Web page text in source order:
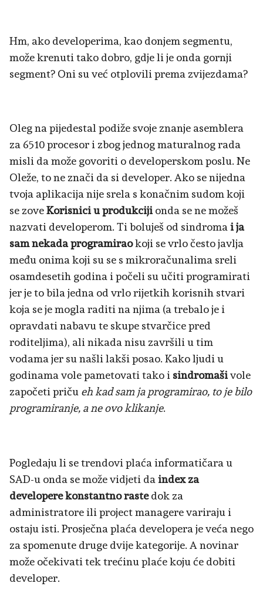
Hm, ako developerima, kao donjem segmentu,
može krenuti tako dobro, gdje li je onda gornji
segment? Oni su već otplovili prema zvijezdama?
Oleg na pijedestal podiže svoje znanje asemblera
za 6510 procesor i zbog jednog maturalnog rada
misli da može govoriti o developerskom poslu. Ne
Oleže, to ne znači da si developer. Ako se nijedna
tvoja aplikacija nije srela s konačnim sudom koji
se zoveKorisnici u produkciji onda se ne možeš
nazvati developerom. Ti boluješ od sindromai ja
sam nekada programiraokoji se vrlo često javlja
među onima koji su se s mikroračunalima sreli
osamdesetih godina i počeli su učiti programirati
jer je to bila jedna od vrlo rijetkih korisnih stvari
koja se je mogla raditi na njima (a trebalo je i
opravdati nabavu te skupe stvarčice pred
roditeljima), ali nikada nisu završili u tim
vodama jer su našli lakši posao. Kako ljudi u
godinama vole pametovati tako i sindromašivole
započeti priču eh kad sam ja programirao, to je bilo
programiranje, a ne ovo klikanje.
Pogledaju li se trendovi plaća informatičara u
SAD-u onda se može vidjeti daindex za
developere konstantno rastedok za
administratore ili project managere variraju i
ostaju isti. Prosječna plaća developera je veća nego
za spomenute druge dvije kategorije. A novinar
može očekivati tek trećinu plaće koju će dobiti
developer.